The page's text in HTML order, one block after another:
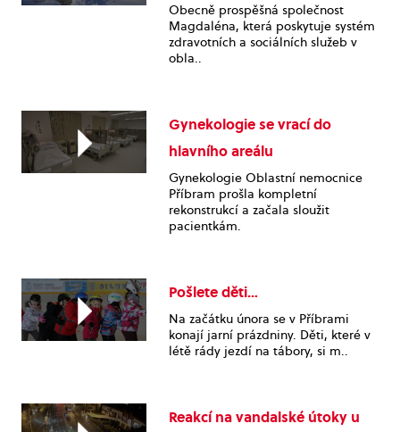
Obecně prospěšná společnost
Magdaléna, která poskytuje systém
zdravotních a sociálních služeb v
obla..
Gynekologie se vrací do
hlavního areálu
Gynekologie Oblastní nemocnice
Příbram prošla kompletní
rekonstrukcí a začala sloužit
pacientkám.
Pošlete děti…
Na začátku února se v Příbrami
konají jarní prázdniny. Děti, které v
létě rády jezdí na tábory, si m..
Reakcí na vandalské útoky u